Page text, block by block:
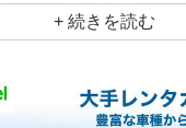
単純温泉、鉄泉、中性低